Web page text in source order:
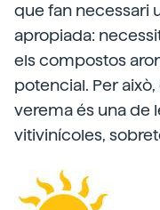
que fan necessari
apropiada:
els compostos
potencial. Per
verema és una de
vitivinícoles,